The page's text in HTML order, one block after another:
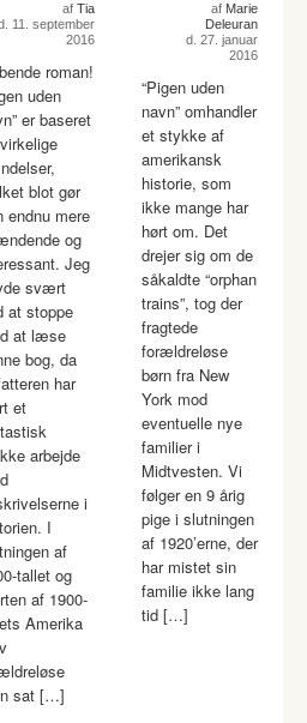
af Tia
11. september
2016
roman!
uden
er baseret
blot gør
endnu mere
og
Jeg
svært
at stoppe
at læse
bog, da
har
et
arbejde
i
I
af
tallet og
af 1900-
Amerika
sat […]
af Marie
Deleuran
d. 27. januar
2016
“Pigen uden
navn” omhandler
et stykke af
amerikansk
historie, som
ikke mange har
hørt om. Det
drejer sig om de
såkaldte “orphan
trains”, tog der
fragtede
forældreløse
børn fra New
York mod
eventuelle nye
familier i
Midtvesten. Vi
følger en 9 årig
pige i slutningen
af 1920’erne, der
har mistet sin
familie ikke lang
tid […]